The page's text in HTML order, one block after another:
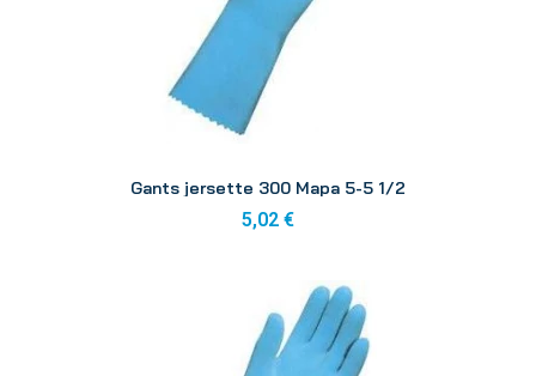
Gants jersette 300 Mapa 5-5 1/2
5,02 €